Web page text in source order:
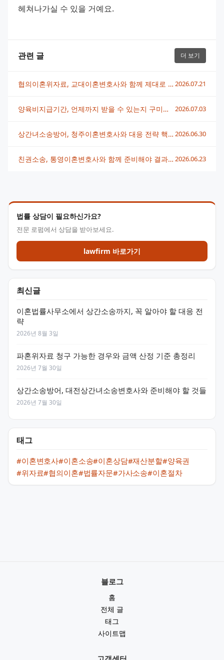
법률 상담이 필요하신가요?
전문 로펌에서 상담을 받아보세요.
lawfirm 바로가기
최신글
이혼법률사무소에서 상간소송까지, 꼭 알아야 할 대응 전
략
2026년 8월 3일
파혼위자료 청구 가능한 경우와 금액 산정 기준 총정리
2026년 7월 30일
상간소송방어, 대전상간녀소송변호사와 준비해야 할 것들
2026년 7월 30일
태그
#이혼변호사#이혼소송#이혼상담#재산분할#양육권
#위자료#협의이혼#법률자문#가사소송#이혼절차
헤쳐나가실 수 있을 거예요.
관련 글 더 보기
협의이혼위자료, 교대이혼변호사와 함께 제대로 받는 방법 2026.07.21
양육비지급기간, 언제까지 받을 수 있는지 구미이혼변호사가 알려드려요 2026.07.03
상간녀소송방어, 청주이혼변호사와 대응 전략 핵심 정리 2026.06.30
친권소송, 통영이혼변호사와 함께 준비해야 결과가 달라져요 2026.06.23
블로그
홈
전체 글
태그
사이트맵